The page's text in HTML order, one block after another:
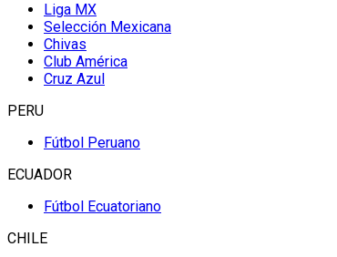
Liga MX
Selección Mexicana
Chivas
Club América
Cruz Azul
PERU
Fútbol Peruano
ECUADOR
Fútbol Ecuatoriano
CHILE